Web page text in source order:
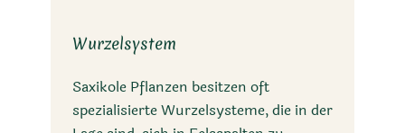
Wurzelsystem
Saxikole Pflanzen besitzen oft
spezialisierte Wurzelsysteme, die in der